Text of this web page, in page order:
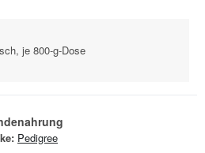
je 800-g-Dose
Pedigree